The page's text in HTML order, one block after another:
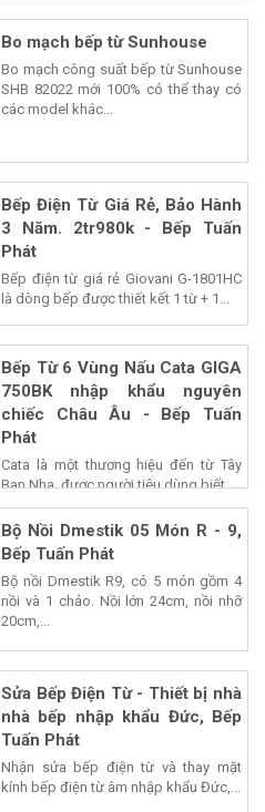
Bo mạch bếp từ Sunhouse
Bo mạch công suất bếp từ Sunhouse
SHB 82022 mới 100% có thể thay có
các model khác...
Bếp Điện Từ Giá Rẻ, Bảo Hành
3 Năm. 2tr980k - Bếp Tuấn
Phát
Bếp điện từ giá rẻ Giovani G-1801HC
là dòng bếp được thiết kết 1 từ + 1...
Bếp Từ 6 Vùng Nấu Cata GIGA
750BK nhập khẩu nguyên
chiếc Châu Âu - Bếp Tuấn
Phát
Cata là một thương hiệu đến từ Tây
Ban Nha, được người tiêu dùng biết...
Bộ Nồi Dmestik 05 Món R - 9,
Bếp Tuấn Phát
Bộ nồi Dmestik R9, có 5 món gồm 4
nồi và 1 chảo. Nồi lớn 24cm, nồi nhỡ
20cm,...
Sửa Bếp Điện Từ - Thiết bị nhà
nhà bếp nhập khẩu Đức, Bếp
Tuấn Phát
Nhận sửa bếp điện từ và thay mặt
kính bếp điện từ âm nhập khẩu Đức,...